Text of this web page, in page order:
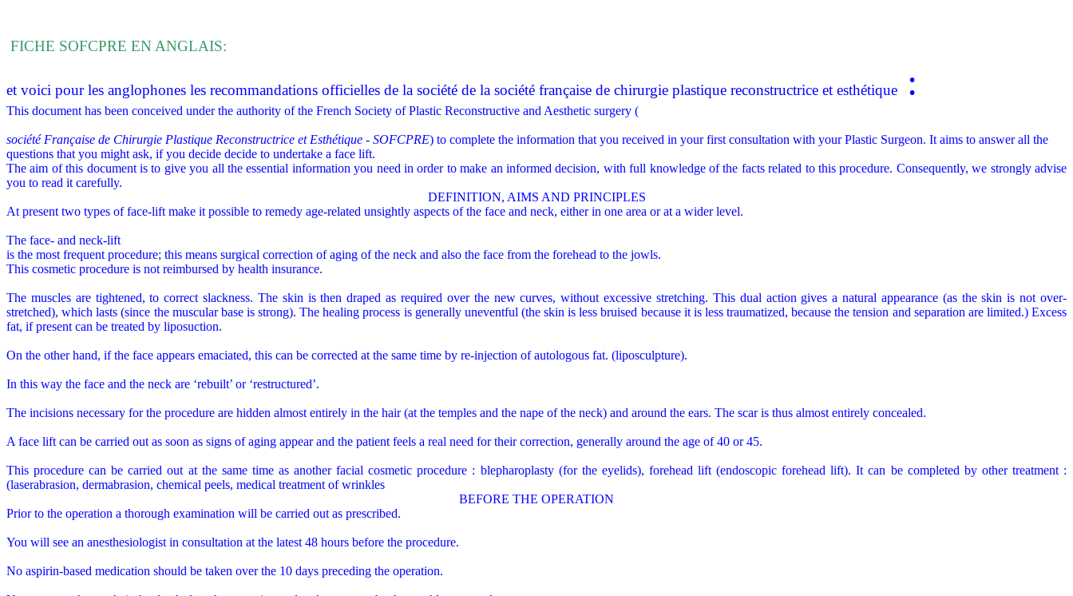
FICHE SOFCPRE EN ANGLAIS:
et voici pour les anglophones les recommandations officielles de la société de la société française de chirurgie plastique reconstructrice et esthétique :
This document has been conceived under the authority of the French Society of Plastic Reconstructive and Aesthetic surgery (
société Française de Chirurgie Plastique Reconstructrice et Esthétique - SOFCPRE) to complete the information that you received in your first consultation with your Plastic Surgeon. It aims to answer all the
questions that you might ask, if you decide decide to undertake a face lift.
The aim of this document is to give you all the essential information you need in order to make an informed decision, with full knowledge of the facts related to this procedure. Consequently, we strongly advise
you to read it carefully.
DEFINITION, AIMS AND PRINCIPLES
At present two types of face-lift make it possible to remedy age-related unsightly aspects of the face and neck, either in one area or at a wider level.
The face- and neck-lift
is the most frequent procedure; this means surgical correction of aging of the neck and also the face from the forehead to the jowls.
This cosmetic procedure is not reimbursed by health insurance.
The muscles are tightened, to correct slackness. The skin is then draped as required over the new curves, without excessive stretching. This dual action gives a natural appearance (as the skin is not over-
stretched), which lasts (since the muscular base is strong). The healing process is generally uneventful (the skin is less bruised because it is less traumatized, because the tension and separation are limited.) Excess
fat, if present can be treated by liposuction.
On the other hand, if the face appears emaciated, this can be corrected at the same time by re-injection of autologous fat. (liposculpture).
In this way the face and the neck are ‘rebuilt’ or ‘restructured’.
The incisions necessary for the procedure are hidden almost entirely in the hair (at the temples and the nape of the neck) and around the ears. The scar is thus almost entirely concealed.
A face lift can be carried out as soon as signs of aging appear and the patient feels a real need for their correction, generally around the age of 40 or 45.
This procedure can be carried out at the same time as another facial cosmetic procedure : blepharoplasty (for the eyelids), forehead lift (endoscopic forehead lift). It can be completed by other treatment :
(laserabrasion, dermabrasion, chemical peels, medical treatment of wrinkles
BEFORE THE OPERATION
Prior to the operation a thorough examination will be carried out as prescribed.
You will see an anesthesiologist in consultation at the latest 48 hours before the procedure.
No aspirin-based medication should be taken over the 10 days preceding the operation.